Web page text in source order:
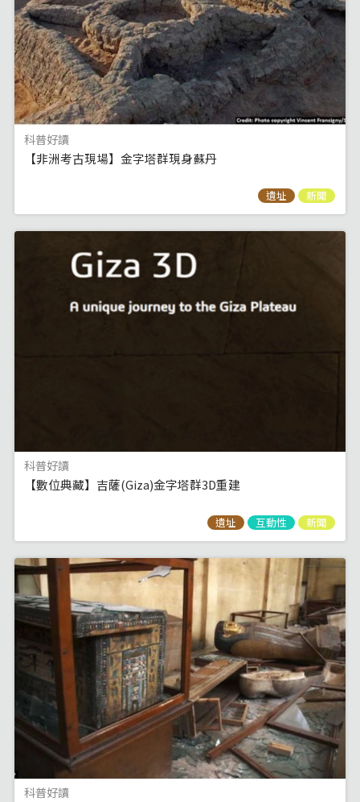
科普好讀
【非洲考古現場】金字塔群現身蘇丹
遺址 新聞
科普好讀
【數位典藏】吉薩(Giza)金字塔群3D重建
遺址 互動性 新聞
科普好讀